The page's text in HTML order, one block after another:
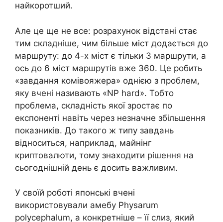
найкоротший.
Але це ще не все: розрахунок відстані стає
тим складніше, чим більше міст додається до
маршруту: до 4-х міст є тільки 3 маршрути, а
ось до 6 міст маршрутів вже 360. Це робить
«завдання комівояжера» однією з проблем,
яку вчені називають «NP hard». Тобто
проблема, складність якої зростає по
експоненті навіть через незначне збільшення
показників. До такого ж типу завдань
відноситься, наприклад, майнінг
криптовалюти, тому знаходити рішення на
сьогоднішній день є досить важливим.
У своїй роботі японські вчені
використовували амебу Physarum
polycephalum, а конкретніше – її слиз, який